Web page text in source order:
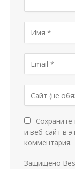
и веб-сайт в
комментария.
Защищено